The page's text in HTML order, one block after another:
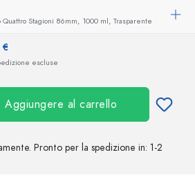
Stagioni 86mm, 1000 ml, Trasparente
escluse
Aggiungere al carrello
Pronto per la spedizione in: 1-2